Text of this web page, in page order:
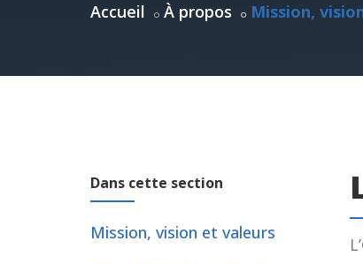
Accueil À propos Mission,
Dans cette section
Mission, vision et valeurs